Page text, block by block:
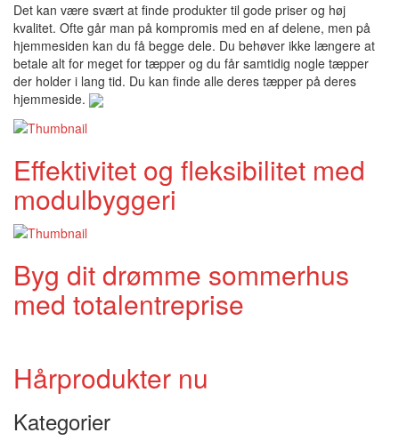
Det kan være svært at finde produkter til gode priser og høj
kvalitet. Ofte går man på kompromis med en af delene, men på
hjemmesiden kan du få begge dele. Du behøver ikke længere at
betale alt for meget for tæpper og du får samtidig nogle tæpper
der holder i lang tid. Du kan finde alle deres tæpper på deres
hjemmeside.
Effektivitet og fleksibilitet med
modulbyggeri
Byg dit drømme sommerhus
med totalentreprise
Hårprodukter nu
Kategorier